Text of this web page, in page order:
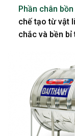
Phần chân
chế tạo từ vật
chắc và bền